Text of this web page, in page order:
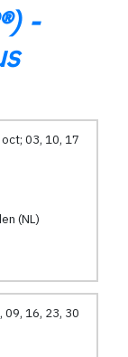
-
03, 10, 17
(NL)
09, 16, 23, 30